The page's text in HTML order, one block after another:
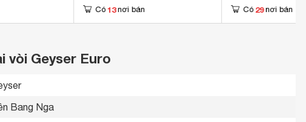
Có 13 nơi bán Có 29 nơi bán
vòi Geyser Euro
Bang Nga